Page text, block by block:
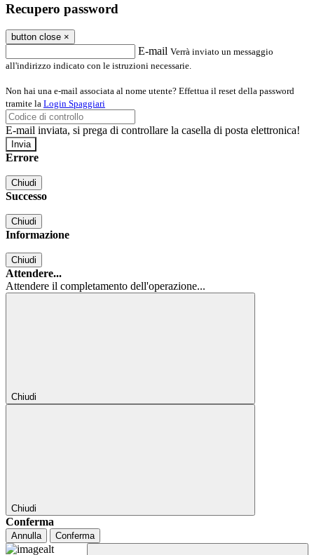
Recupero password
button close ×
E-mail Verrà inviato un messaggio
all'indirizzo indicato con le istruzioni necessarie.
Non hai una e-mail associata al nome utente? Effettua il reset della password
tramite la Login Spaggiari
E-mail inviata, si prega di controllare la casella di posta elettronica!
Errore
Chiudi
Successo
Chiudi
Informazione
Chiudi
Attendere...
Attendere il completamento dell'operazione...
Chiudi
Chiudi
Conferma
Annulla Conferma